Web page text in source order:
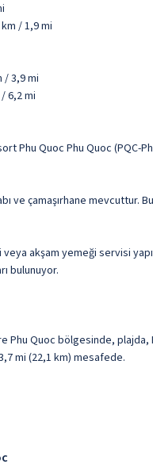
/ 1,9 mi
/ 3,9 mi
6,2 mi
Phu Quoc Phu Quoc (PQC-
ve çamaşırhane
akşam yemeği servisi
bulunuyor.
Quoc bölgesinde, plajda,
mi (22,1 km) mesafede.